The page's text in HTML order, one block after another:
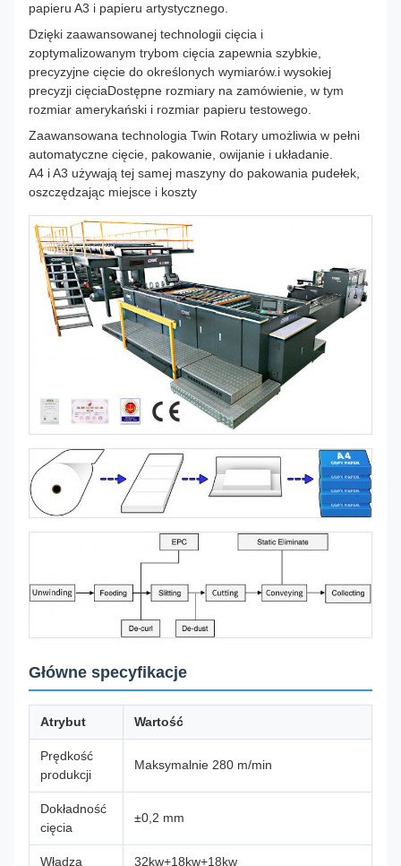
papieru A3 i papieru artystycznego.
Dzięki zaawansowanej technologii cięcia i
zoptymalizowanym trybom cięcia zapewnia szybkie,
precyzyjne cięcie do określonych wymiarów.i wysokiej
precyzji cięciaDostępne rozmiary na zamówienie, w tym
rozmiar amerykański i rozmiar papieru testowego.
Zaawansowana technologia Twin Rotary umożliwia w pełni
automatyczne cięcie, pakowanie, owijanie i układanie.
A4 i A3 używają tej samej maszyny do pakowania pudełek,
oszczędzając miejsce i koszty
Główne specyfikacje
Atrybut Wartość
Prędkość
produkcji
Maksymalnie 280 m/min
Dokładność
cięcia
±0,2 mm
Władza 32kw+18kw+18kw